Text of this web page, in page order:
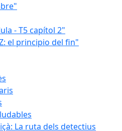
- T5 capítol 2"
el principio del fin"
La ruta dels detectius